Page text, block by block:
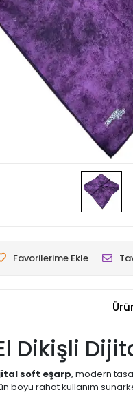
Favorilerime Ekle
Dikişli
soft eşarp, modern
boyu rahat kullanım